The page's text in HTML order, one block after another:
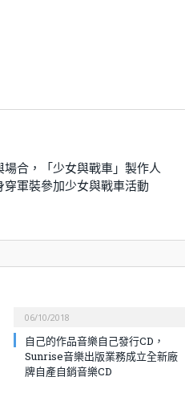
場合，「少女與戰車」製作人
穿軍裝參加少女與戰車活動
06/10/2018
自己的作品音樂自己發行CD，
Sunrise音樂出版業務成立全新廠
牌自產自銷音樂CD